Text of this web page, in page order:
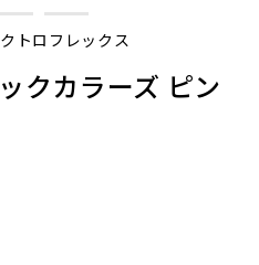
トロフレックス
クカラーズ ピン